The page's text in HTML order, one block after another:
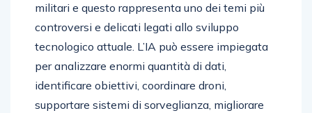
militari e questo rappresenta uno dei temi più
controversi e delicati legati allo sviluppo
tecnologico attuale. L’IA può essere impiegata
per analizzare enormi quantità di dati,
identificare obiettivi, coordinare droni,
supportare sistemi di sorveglianza, migliorare